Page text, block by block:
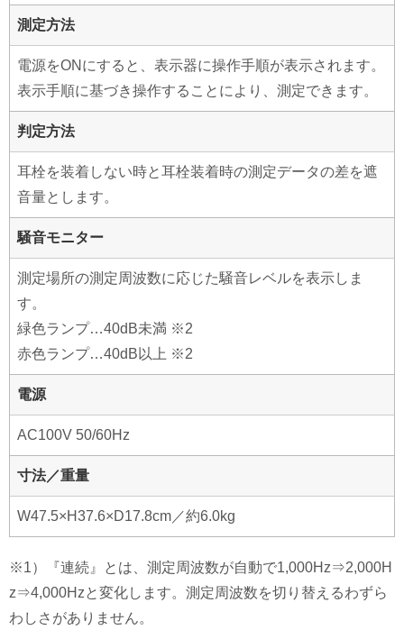
測定方法
電源をONにすると、表示器に操作手順が表示されます。
表示手順に基づき操作することにより、測定できます。
判定方法
耳栓を装着しない時と耳栓装着時の測定データの差を遮
音量とします。
騒音モニター
測定場所の測定周波数に応じた騒音レベルを表示しま
す。
緑色ランプ…40dB未満 ※2
赤色ランプ…40dB以上 ※2
電源
AC100V 50/60Hz
寸法／重量
W47.5×H37.6×D17.8cm／約6.0kg
※1）『連続』とは、測定周波数が自動で1,000Hz⇒2,000H
z⇒4,000Hzと変化します。測定周波数を切り替えるわずら
わしさがありません。